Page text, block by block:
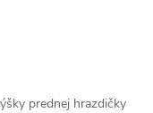
prednej hrazdičky